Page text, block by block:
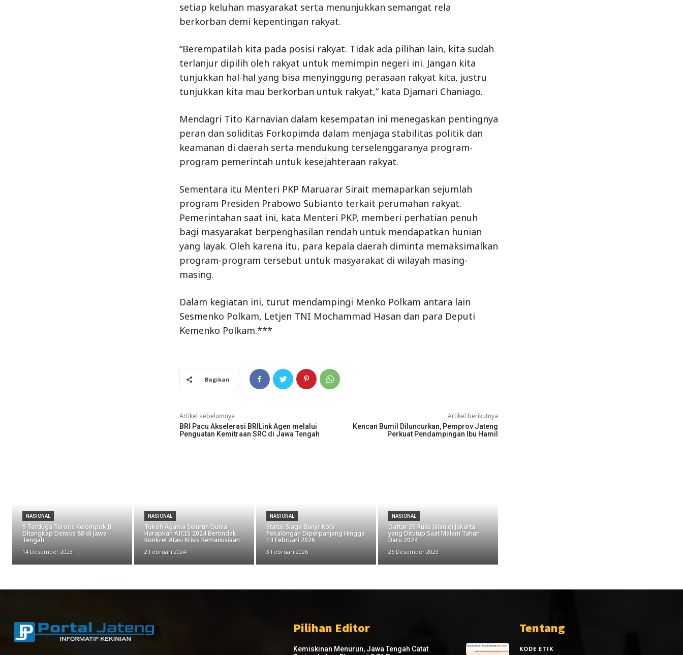
setiap keluhan masyarakat serta menunjukkan semangat rela
berkorban demi kepentingan rakyat.
“Berempatilah kita pada posisi rakyat. Tidak ada pilihan lain, kita sudah
terlanjur dipilih oleh rakyat untuk memimpin negeri ini. Jangan kita
tunjukkan hal-hal yang bisa menyinggung perasaan rakyat kita, justru
tunjukkan kita mau berkorban untuk rakyat,” kata Djamari Chaniago.
Mendagri Tito Karnavian dalam kesempatan ini menegaskan pentingnya
peran dan soliditas Forkopimda dalam menjaga stabilitas politik dan
keamanan di daerah serta mendukung terselenggaranya program-
program pemerintah untuk kesejahteraan rakyat.
Sementara itu Menteri PKP Maruarar Sirait memaparkan sejumlah
program Presiden Prabowo Subianto terkait perumahan rakyat.
Pemerintahan saat ini, kata Menteri PKP, memberi perhatian penuh
bagi masyarakat berpenghasilan rendah untuk mendapatkan hunian
yang layak. Oleh karena itu, para kepala daerah diminta memaksimalkan
program-program tersebut untuk masyarakat di wilayah masing-
masing.
Dalam kegiatan ini, turut mendampingi Menko Polkam antara lain
Sesmenko Polkam, Letjen TNI Mochammad Hasan dan para Deputi
Kemenko Polkam.***
Bagikan
Artikel sebelumnya
BRI Pacu Akselerasi BRILink Agen melalui
Penguatan Kemitraan SRC di Jawa Tengah
Artikel berikutnya
Kencan Bumil Diluncurkan, Pemprov Jateng
Perkuat Pendampingan Ibu Hamil
NASIONAL
9 Terduga Teroris Kelompok JI
Ditangkap Densus 88 di Jawa
Tengah
14 Desember 2023
NASIONAL
Tokoh Agama Seluruh Dunia
Harapkan AICIS 2024 Bertindak
Konkret Atasi Krisis Kemanusiaan
2 Februari 2024
NASIONAL
Status Siaga Banjir Kota
Pekalongan Diperpanjang Hingga
13 Februari 2026
3 Februari 2026
NASIONAL
Daftar 26 Ruas Jalan di Jakarta
yang Ditutup Saat Malam Tahun
Baru 2024
26 Desember 2023
Pilihan Editor
Kemiskinan Menurun, Jawa Tengah Catat
Tentang
KODE ETIK